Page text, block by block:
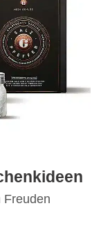
Freuden